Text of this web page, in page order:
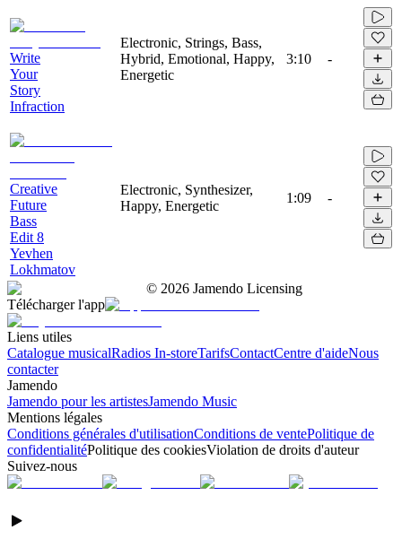
Write
Your
Story
Infraction
Electronic, Strings, Bass,
Hybrid, Emotional, Happy,
Energetic
3:10 -
Creative
Future
Bass
Edit 8
Yevhen
Lokhmatov
Electronic, Synthesizer,
Happy, Energetic
1:09 -
© 2026 Jamendo Licensing
Télécharger l'app
Liens utiles
Catalogue musicalRadios In-storeTarifsContactCentre d'aideNous
contacter
Jamendo
Jamendo pour les artistesJamendo Music
Mentions légales
Conditions générales d'utilisationConditions de ventePolitique de
confidentialitéPolitique des cookiesViolation de droits d'auteur
Suivez-nous